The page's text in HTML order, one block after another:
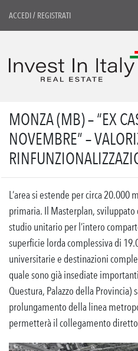
ACCEDI/ REGISTRATI
MONZA (MB) – “EX
NOVEMBRE” –
L’area si estende per circa 20.000
primaria. Il Masterplan, sviluppato
studio unitario per l’intero
superficie lorda complessiva di
universitarie e destinazioni
quale sono già insediate
Questura, Palazzo della Provincia)
prolungamento della linea
permetterà il collegamento